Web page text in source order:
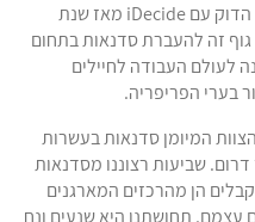
קרן גרוס עובדת בשיתוף פעולה הדוק עם iDecide מאז שנת
גוף זה להעברת סדנאות בתחום
לעולם העבודה לחיילים
בערי הפריפריה.
המיומן סדנאות בעשרות
שביעות רצוננו מסדנאות
הן מהרכזים המארגנים
תחושתנו היא שנעים ונח